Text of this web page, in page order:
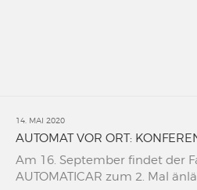
14. MAI 2020
AUTOMAT VOR ORT:
Am 16. September findet der
AUTOMATICAR zum 2. Mal